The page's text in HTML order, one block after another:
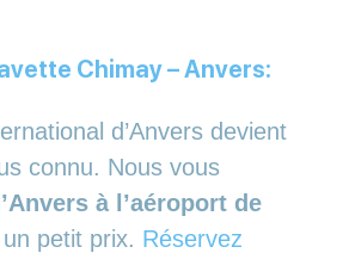
Chimay – Anvers:
d’Anvers devient
connu. Nous vous
à l’aéroport de
petit prix. Réservez